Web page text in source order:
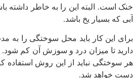
خنک است. البته این را به خاطر داشته
آبی که بسیار یخ باشد.
دارید تا میزان درد و سوزش آن کم شود.
هر سوختگی نباید از این روش استفاده
دست خواهد شد.